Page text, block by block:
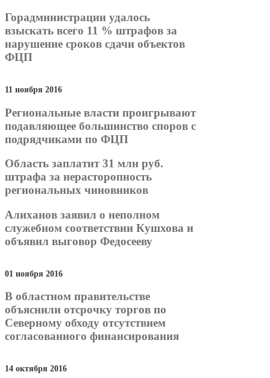
Горадминистрации удалось
взыскать всего 11 % штрафов за
нарушение сроков сдачи объектов
ФЦП
11 ноября 2016
Региональные власти проигрывают
подавляющее большинство споров с
подрядчиками по ФЦП
Область заплатит 31 млн руб.
штрафа за нерасторопность
региональных чиновников
Алиханов заявил о неполном
служебном соответствии Кушхова и
объявил выговор Федосееву
01 ноября 2016
В областном правительстве
объяснили отсрочку торгов по
Северному обходу отсутствием
согласованного финансирования
14 октября 2016